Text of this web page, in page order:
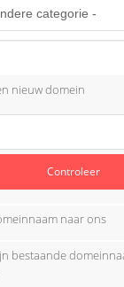
nieuw domein
Controleer
naar ons
bestaande